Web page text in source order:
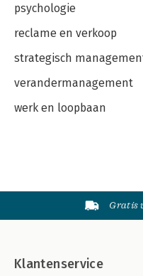
psychologie
reclame en verkoop
strategisch
verandermanagement
werk en loopbaan
Gratis
Klantenservice